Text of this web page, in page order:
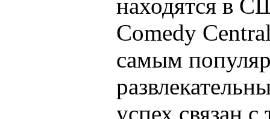
находятся в
Comedy
самым
успех связан